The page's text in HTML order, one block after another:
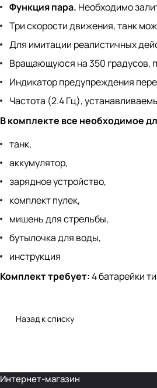
Функция пара. Необходимо
Три скорости движения, танк
Для имитации реалистичных
Вращающуюся на 350 градусов,
Индикатор предупреждения
Частота (2.4 Гц),
В комплекте все необходимое
танк,
аккумулятор,
зарядное устройство,
комплект пулек,
мишень для стрельбы,
бутылочка для воды,
инструкция
Комплект требует:4 батарейки
Назад к списку
Интернет-магазин